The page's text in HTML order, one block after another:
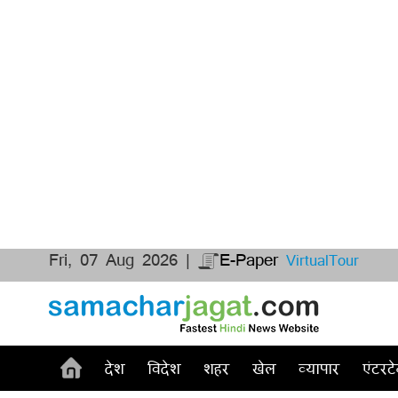
Fri, 07 Aug 2026 | E-Paper VirtualTour
देश विदेश शहर खेल व्यापार